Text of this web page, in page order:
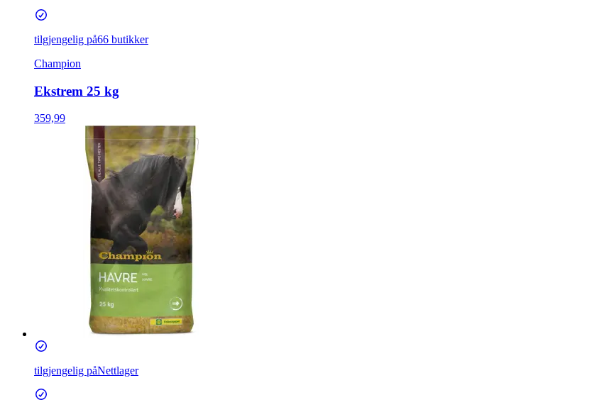
tilgjengelig på66 butikker
Champion
Ekstrem 25 kg
359,99
tilgjengelig påNettlager